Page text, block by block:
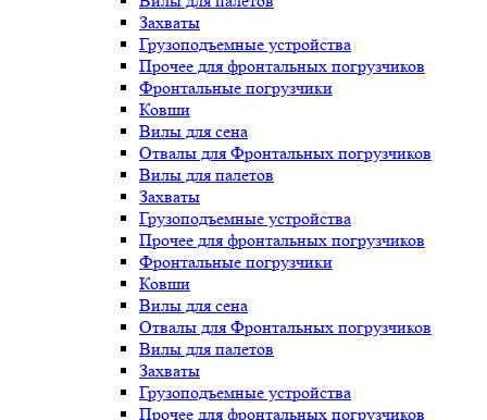
Захваты
Грузоподъемные устройства
Прочее для фронтальных погрузчиков
Фронтальные погрузчики
Ковши
Вилы для сена
Отвалы для Фронтальных погрузчиков
Вилы для палетов
Захваты
Грузоподъемные устройства
Прочее для фронтальных погрузчиков
Фронтальные погрузчики
Ковши
Вилы для сена
Отвалы для Фронтальных погрузчиков
Вилы для палетов
Захваты
Грузоподъемные устройства
Прочее для фронтальных погрузчиков